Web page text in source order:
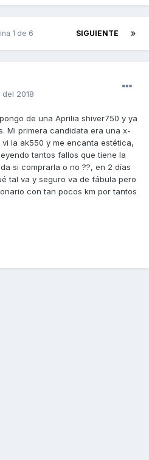
SIGUIENTE
1 de 6
2018
de una Aprilia shiver750 y ya
Mi primera candidata era una x-
la ak550 y me encanta estética,
tantos fallos que tiene la
si comprarla o no ??, en 2 días
tal va y seguro va de fábula pero
con tan pocos km por tantos